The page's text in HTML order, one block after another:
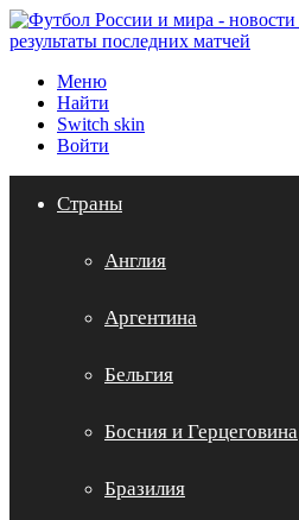
Меню
Найти
Switch skin
Войти
Страны
Англия
Аргентина
Бельгия
Босния и Герцеговина
Бразилия